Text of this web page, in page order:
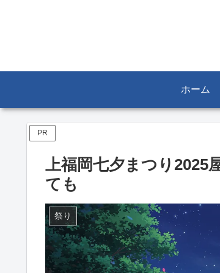
ホーム
PR
上福岡七夕まつり2025
ても
祭り